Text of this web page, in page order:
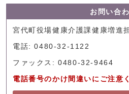
お問い合
宮代町役場健康介護課健康増進
電話: 0480-32-1122
ファックス: 0480-32-9464
電話番号のかけ間違いにご注意